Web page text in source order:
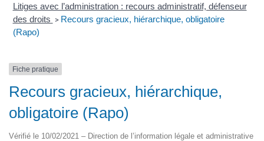
Litiges avec l’administration : recours administratif, défenseur
des droits > Recours gracieux, hiérarchique, obligatoire
(Rapo)
Fiche pratique
Recours gracieux, hiérarchique,
obligatoire (Rapo)
Vérifié le 10/02/2021 – Direction de l’information légale et administrative